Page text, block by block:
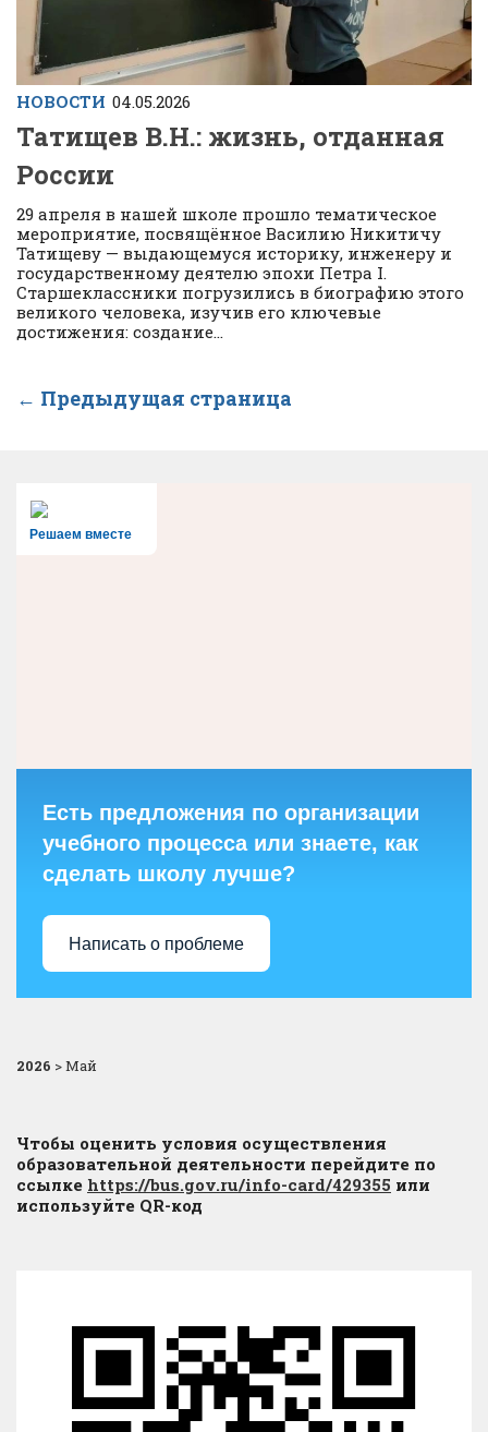
НОВОСТИ 04.05.2026
Татищев В.Н.: жизнь, отданная
России
29 апреля в нашей школе прошло тематическое
мероприятие, посвящённое Василию Никитичу
Татищеву — выдающемуся историку, инженеру и
государственному деятелю эпохи Петра I.
Старшеклассники погрузились в биографию этого
великого человека, изучив его ключевые
достижения: создание...
← Предыдущая страница
Решаем вместе
Есть предложения по организации
учебного процесса или знаете, как
сделать школу лучше?
Написать о проблеме
2026 >Май
Чтобы оценить условия осуществления
образовательной деятельности перейдите по
ссылке https://bus.gov.ru/info-card/429355 или
используйте QR-код